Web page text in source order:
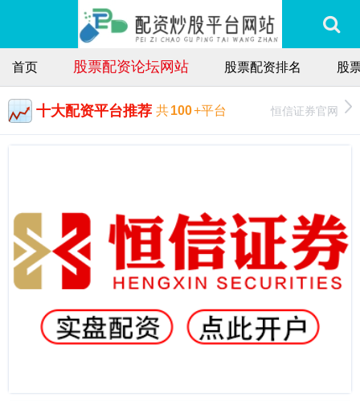
首页 股票配资论坛网站 股票配资排名 股
十大配资平台推荐 共100+平台 恒信证券官网